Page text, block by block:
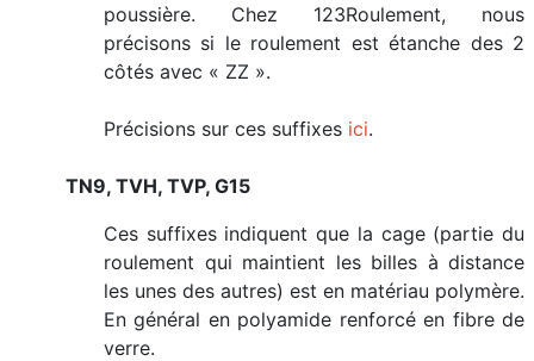
poussière. Chez 123Roulement, nous
précisons si le roulement est étanche des 2
côtés avec « ZZ ».
Précisions sur ces suffixes ici.
TN9, TVH, TVP, G15
Ces suffixes indiquent que la cage (partie du
roulement qui maintient les billes à distance
les unes des autres) est en matériau polymère.
En général en polyamide renforcé en fibre de
verre.